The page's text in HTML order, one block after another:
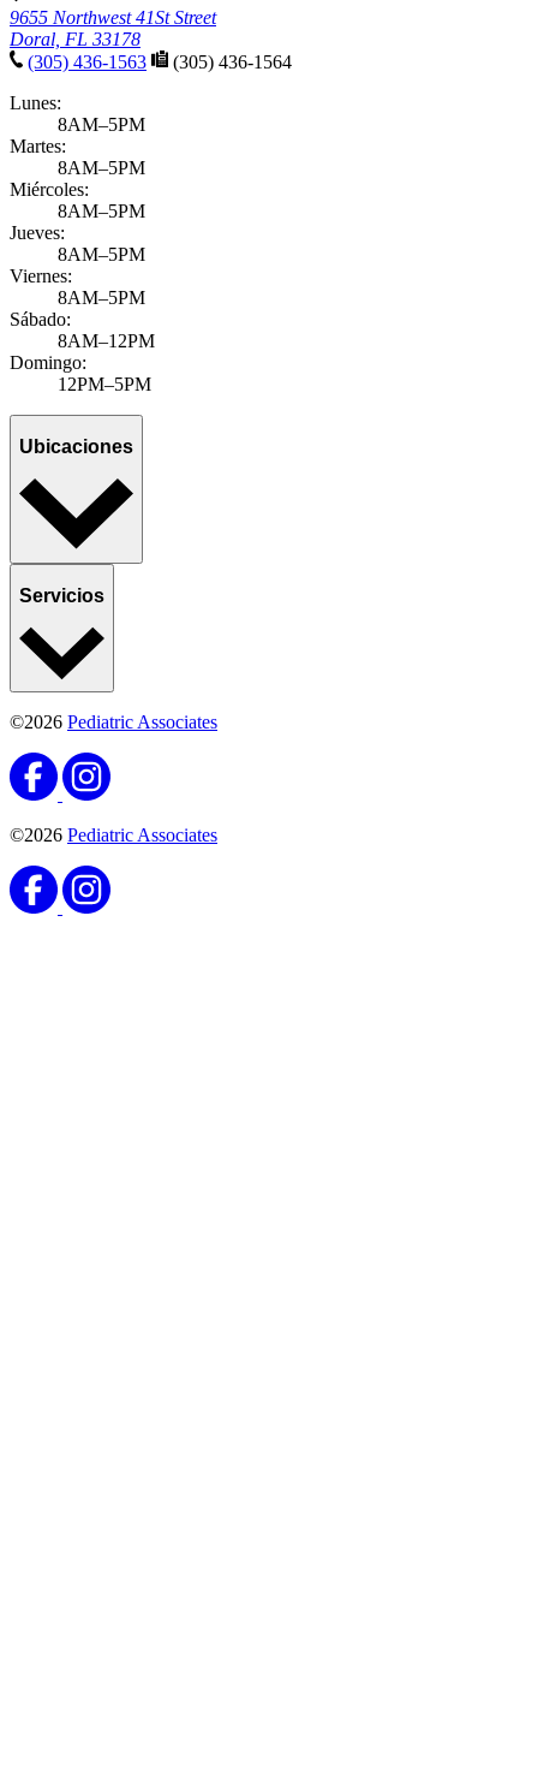
9655 Northwest 41St Street
Doral, FL 33178
(305) 436-1563
(305) 436-1564
Lunes:
8AM–5PM
Martes:
8AM–5PM
Miércoles:
8AM–5PM
Jueves:
8AM–5PM
Viernes:
8AM–5PM
Sábado:
8AM–12PM
Domingo:
12PM–5PM
Ubicaciones
Servicios
©2026 Pediatric Associates
©2026 Pediatric Associates